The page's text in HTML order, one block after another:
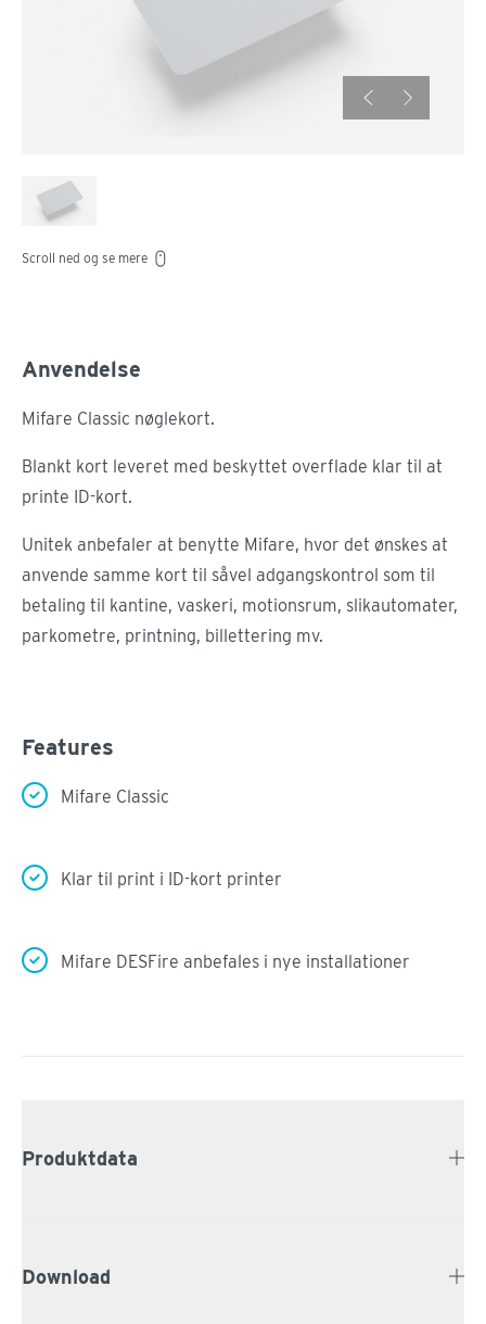
Scroll ned og se mere
Anvendelse
Mifare Classic nøglekort.
Blankt kort leveret med beskyttet overflade klar til at
printe ID-kort.
Unitek anbefaler at benytte Mifare, hvor det ønskes at
anvende samme kort til såvel adgangskontrol som til
betaling til kantine, vaskeri, motionsrum, slikautomater,
parkometre, printning, billettering mv.
Features
Mifare Classic
Klar til print i ID-kort printer
Mifare DESFire anbefales i nye installationer
Produktdata
Download